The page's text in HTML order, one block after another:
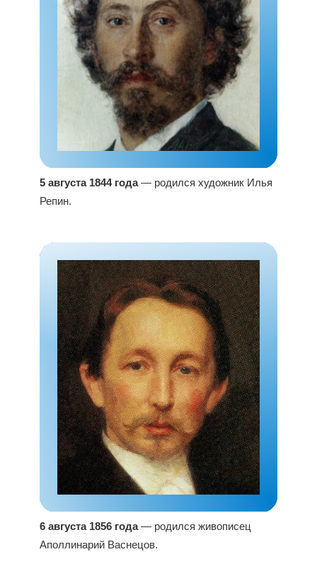
5 августа 1844 года— родился художник Илья
Репин.
6 августа 1856 года— родился живописец
Аполлинарий Васнецов.